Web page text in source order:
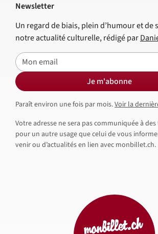
Newsletter
Un regard de biais, plein d’humour et de
notre actualité culturelle, rédigé par
E-mail
Je m'abonne
Paraît environ une fois par mois.Voir la
Votre adresse ne sera pas communiquée à
pour un autre usage que celui de vous
venir ou d’actualités en lien avec monbillet.ch.